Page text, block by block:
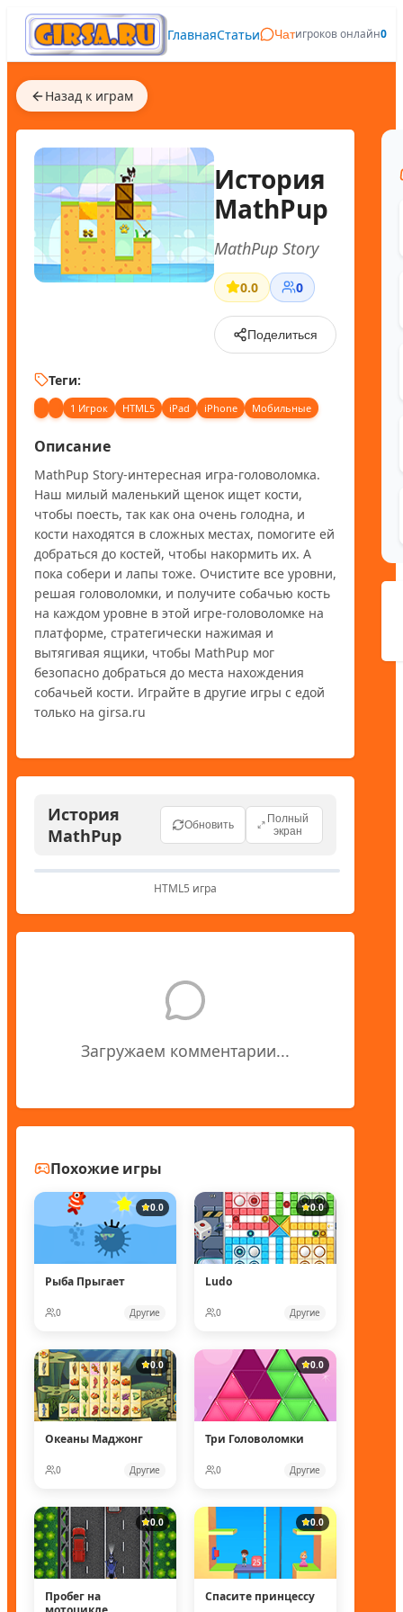
ГлавнаяСтатьи Чатигроков онлайн0
Назад к играм
История
MathPup
MathPup Story
0.0 0
Поделиться
Теги:
1 Игрок HTML5 iPad iPhone Мобильные
Описание
MathPup Story-интересная игра-головоломка.
Наш милый маленький щенок ищет кости,
чтобы поесть, так как она очень голодна, и
кости находятся в сложных местах, помогите ей
добраться до костей, чтобы накормить их. А
пока собери и лапы тоже. Очистите все уровни,
решая головоломки, и получите собачью кость
на каждом уровне в этой игре-головоломке на
платформе, стратегически нажимая и
вытягивая ящики, чтобы MathPup мог
безопасно добраться до места нахождения
собачьей кости. Играйте в другие игры с едой
только на girsa.ru
История
MathPup
Обновить
Полный
экран
HTML5 игра
Загружаем комментарии...
Похожие игры
0.0
Рыба Прыгает
0 Другие
0.0
Ludo
0 Другие
0.0
Океаны Маджонг
0 Другие
0.0
Три Головоломки
0 Другие
0.0
Пробег на
0.0
Спасите принцессу